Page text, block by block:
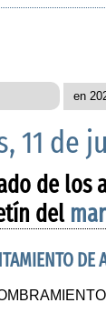
11 de
de los
del
DE